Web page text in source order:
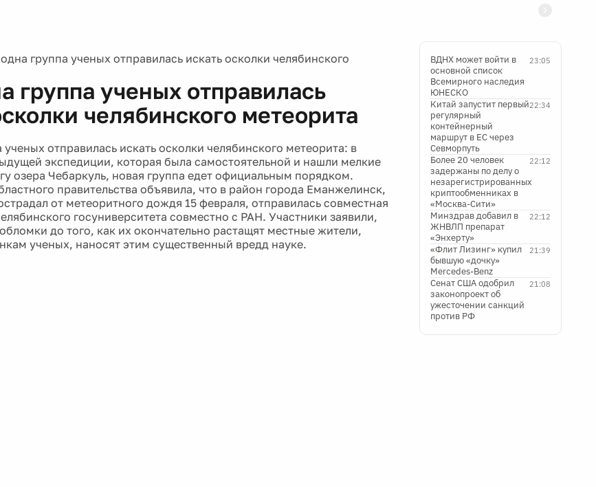
группа ученых отправилась искать осколки челябинского
группа ученых отправилась
челябинского метеорита
отправилась искать осколки челябинского метеорита: в
экспедиции, которая была самостоятельной и нашли мелкие
озера Чебаркуль, новая группа едет официальным порядком.
правительства объявила, что в район города Еманжелинск,
от метеоритного дождя 15 февраля, отправилась совместная
госуниверситета совместно с РАН. Участники заявили,
до того, как их окончательно растащят местные жители,
ученых, наносят этим существенный вредд науке.
23:05
ВДНХ может войти в
основной список
Всемирного наследия
ЮНЕСКО
22:34
Китай запустит первый
регулярный
контейнерный
маршрут в ЕС через
Севморпуть
22:12
Более 20 человек
задержаны по делу о
незарегистрированных
криптообменниках в
«Москва-Сити»
22:12
Минздрав добавил в
ЖНВЛП препарат
«Энхерту»
21:39
«Флит Лизинг» купил
бывшую «дочку»
Mercedes-Benz
21:08
Сенат США одобрил
законопроект об
ужесточении санкций
против РФ